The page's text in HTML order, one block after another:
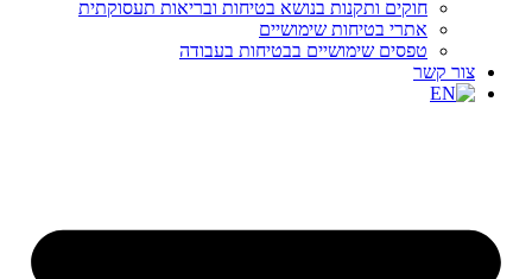
חוקים ותקנות בנושא בטיחות ובריאות תעסוקתית
אתרי בטיחות שימושיים
טפסים שימושיים בבטיחות בעבודה
צור קשר